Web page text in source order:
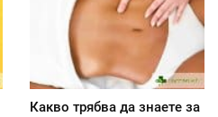
Какво трябва да знаете за